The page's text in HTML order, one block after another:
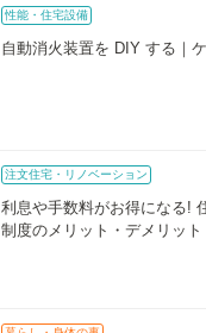
性能・住宅設備
自動消火装置を DIY する｜
注文住宅・リノベーション
利息や手数料がお得になる!
制度のメリット・デメリット